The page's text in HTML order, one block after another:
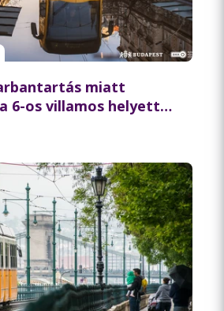
miatt
6-os villamos helyett